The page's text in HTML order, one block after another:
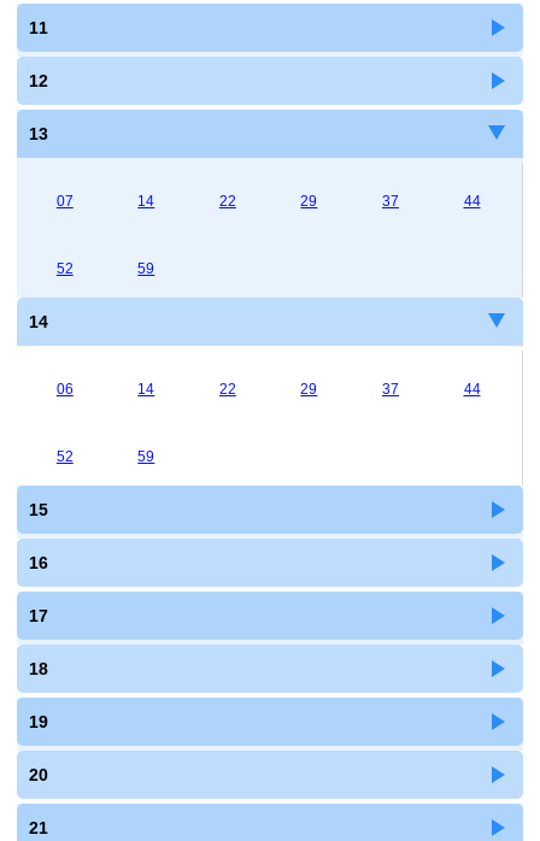
11
12
13
07 14 22 29 37 44
52 59
14
06 14 22 29 37 44
52 59
15
16
17
18
19
20
21